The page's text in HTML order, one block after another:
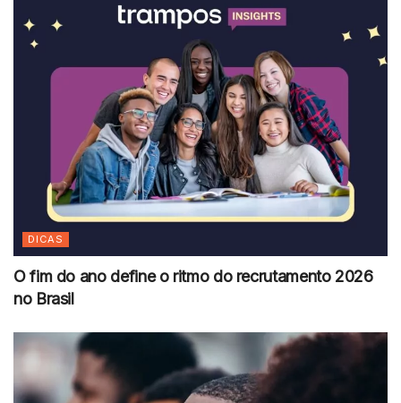
DICAS
O fim do ano define o ritmo do recrutamento 2026
no Brasil